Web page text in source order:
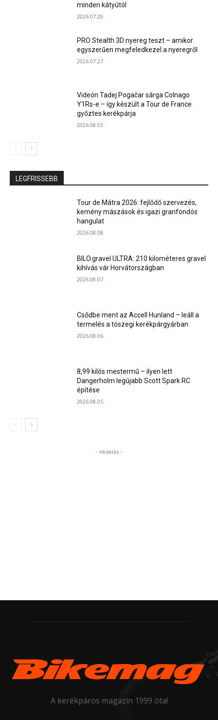
minden kátyútól
2026.07.20.
PRO Stealth 3D nyereg teszt – amikor
egyszerűen megfeledkezel a nyeregről
2026.07.27.
Videón Tadej Pogačar sárga Colnago
Y1Rs-e – így készült a Tour de France
győztes kerékpárja
2026.08.03.
LEGFRISSEBB
Tour de Mátra 2026: fejlődő szervezés,
kemény mászások és igazi granfondós
hangulat
2026.08.08.
BILO.gravel ULTRA: 210 kilométeres gravel
kihívás vár Horvátországban
2026.08.07.
Csődbe ment az Accell Hunland – leáll a
termelés a tószegi kerékpárgyárban
2026.08.06.
8,99 kilós mestermű – ilyen lett
Dangerholm legújabb Scott Spark RC
építése
2026.08.05.
- Hirdetés -
A kerékpáros magazin 1999 óta!